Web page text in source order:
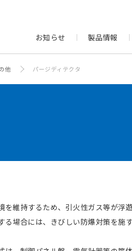
お知らせ 製品情報
他 パージディテクタ
維持するため、引火性ガス等が浮
場合には、きびしい防爆対策を施